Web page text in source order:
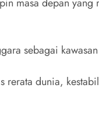
sebagai
dunia,